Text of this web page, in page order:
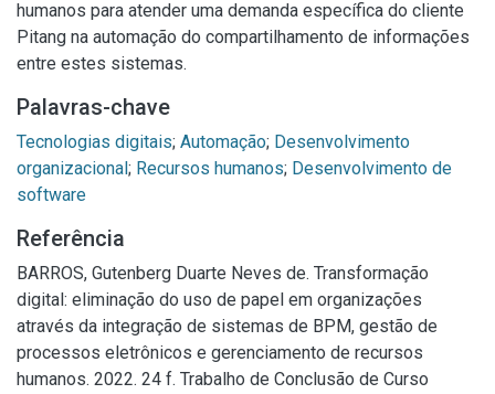
humanos para atender uma demanda específica do cliente
Pitang na automação do compartilhamento de informações
entre estes sistemas.
Palavras-chave
Tecnologias digitais; Automação; Desenvolvimento
organizacional; Recursos humanos; Desenvolvimento de
software
Referência
BARROS, Gutenberg Duarte Neves de. Transformação
digital: eliminação do uso de papel em organizações
através da integração de sistemas de BPM, gestão de
processos eletrônicos e gerenciamento de recursos
humanos. 2022. 24 f. Trabalho de Conclusão de Curso